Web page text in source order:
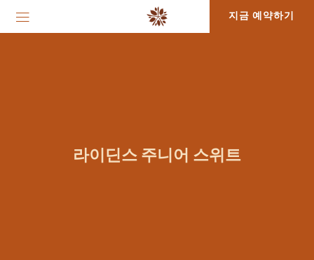
지금 예약하기
라이딘스 주니어 스위트